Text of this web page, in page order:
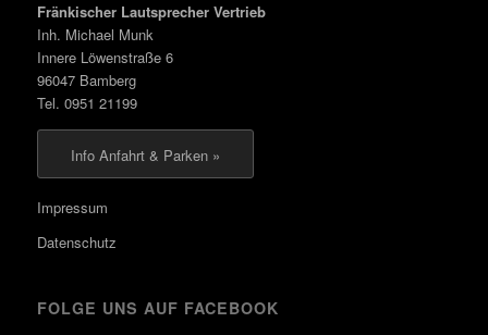
Fränkischer Lautsprecher Vertrieb
Inh. Michael Munk
Innere Löwenstraße 6
96047 Bamberg
Tel. 0951 21199
Info Anfahrt & Parken »
Impressum
Datenschutz
FOLGE UNS AUF FACEBOOK